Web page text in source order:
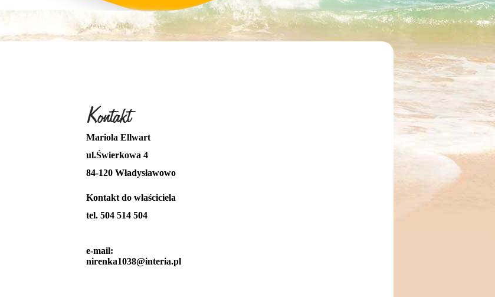
Mariola Ellwart
ul.Świerkowa 4
84-120 Władysławowo
Kontakt do właściciela
tel. 504 514 504
e-mail:
nirenka1038@interia.pl